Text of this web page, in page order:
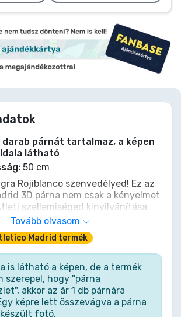
darab párnát tartalmaz, a képen
látható
50 cm
Rojiblanco szenvedélyed! Ez az
3D párna nem csak a kényelmet
szellemiséged kinyilvánítása.
energiáját, miközben hősies
vagy az utolsó perces
Pihenj bajnokként, és hagyd,
betöltse a szobát!
tiédet, őrizd a piros-fehér lángot,
Atleti!
Tovább olvasom
Madrid termék
is látható a képen, de a termék
szerepel, hogy "párna
akkor az ár 1 db párnára
képre lett összevágva a párna
fotó.